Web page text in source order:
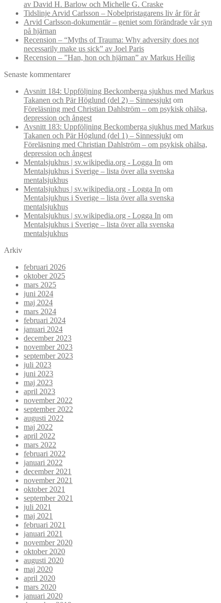
av David H. Barlow och Michelle G. Craske
Tidslinje Arvid Carlsson – Nobelpristagarens liv år för år
Arvid Carlsson-dokumentär – geniet som förändrade vår syn
på hjärnan
Recension – “Myths of Trauma: Why adversity does not
necessarily make us sick” av Joel Paris
Recension – ”Han, hon och hjärnan” av Markus Heilig
Senaste kommentarer
Avsnitt 184: Uppföljning Beckomberga sjukhus med Markus
Takanen och Pär Höglund (del 2) – Sinnessjukt om
Föreläsning med Christian Dahlström – om psykisk ohälsa,
depression och ångest
Avsnitt 183: Uppföljning Beckomberga sjukhus med Markus
Takanen och Pär Höglund (del 1) – Sinnessjukt om
Föreläsning med Christian Dahlström – om psykisk ohälsa,
depression och ångest
Mentalsjukhus | sv.wikipedia.org - Logga In om
Mentalsjukhus i Sverige – lista över alla svenska
mentalsjukhus
Mentalsjukhus | sv.wikipedia.org - Logga In om
Mentalsjukhus i Sverige – lista över alla svenska
mentalsjukhus
Mentalsjukhus | sv.wikipedia.org - Logga In om
Mentalsjukhus i Sverige – lista över alla svenska
mentalsjukhus
Arkiv
februari 2026
oktober 2025
mars 2025
juni 2024
maj 2024
mars 2024
februari 2024
januari 2024
december 2023
november 2023
september 2023
juli 2023
juni 2023
maj 2023
april 2023
november 2022
september 2022
augusti 2022
maj 2022
april 2022
mars 2022
februari 2022
januari 2022
december 2021
november 2021
oktober 2021
september 2021
juli 2021
maj 2021
februari 2021
januari 2021
november 2020
oktober 2020
augusti 2020
maj 2020
april 2020
mars 2020
januari 2020